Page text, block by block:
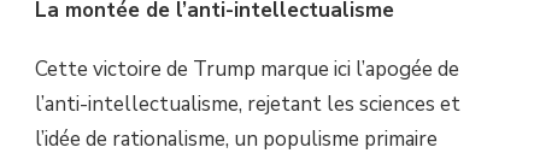
La montée de l’anti-intellectualisme
Cette victoire de Trump marque ici l’apogée de
l’anti-intellectualisme, rejetant les sciences et
l’idée de rationalisme, un populisme primaire